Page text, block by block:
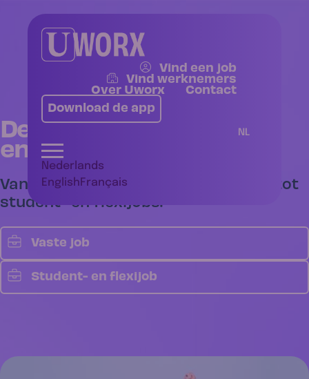
Vind een job
Vind werknemers
Over Uworx
Contact
Download de app
NL
Nederlands
English Français
De juiste match in sales
en office!
Van vaste functies in sales & office tot
student- en flexijobs.
Vaste job
Student- en flexijob